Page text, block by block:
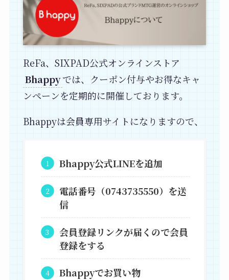
ReFa、SIXPAD公式オンラインストア
Bhappy では、クーポン付与やお得なキャ
ンペーンを定期的に開催しております。
Bhappyは会員専用サイトになりますので、
Bhappy公式LINEを追加
電話番号（0743735550）を送
信
会員登録リンクが届くので会員
登録をする
Bhappyでお買い物